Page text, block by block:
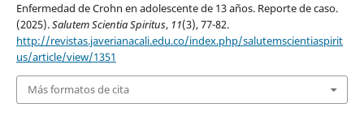
Enfermedad de Crohn en adolescente de 13 años. Reporte de caso.
(2025).Salutem Scientia Spiritus, 11(3), 77-82.
http://revistas.javerianacali.edu.co/index.php/salutemscientiaspirit
us/article/view/1351
Más formatos de cita